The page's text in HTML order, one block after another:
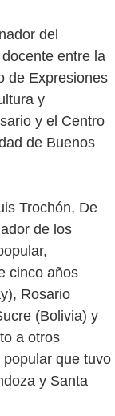
del
entre la
de Expresiones
y
y el Centro
de Buenos
Trochón, De
de los
cinco años
Rosario
(Bolivia) y
a otros
que tuvo
y Santa